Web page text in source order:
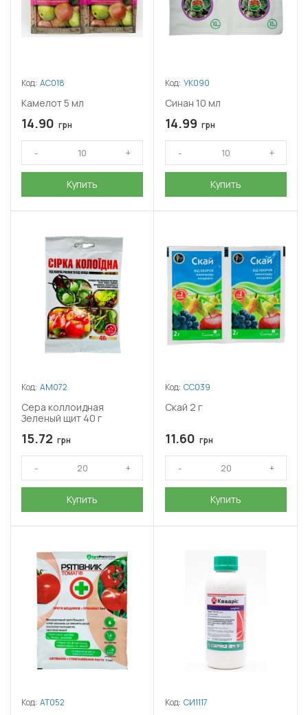
Код: АС018
Камелот 5 мл
14.90 грн
Купить
Код: УК090
Синан 10 мл
14.99 грн
Купить
Код: АМ072
Сера коллоидная
Зеленый щит 40 г
15.72 грн
Купить
Код: СС039
Скай 2 г
11.60 грн
Купить
Код: АТ052 Код: СИ1117